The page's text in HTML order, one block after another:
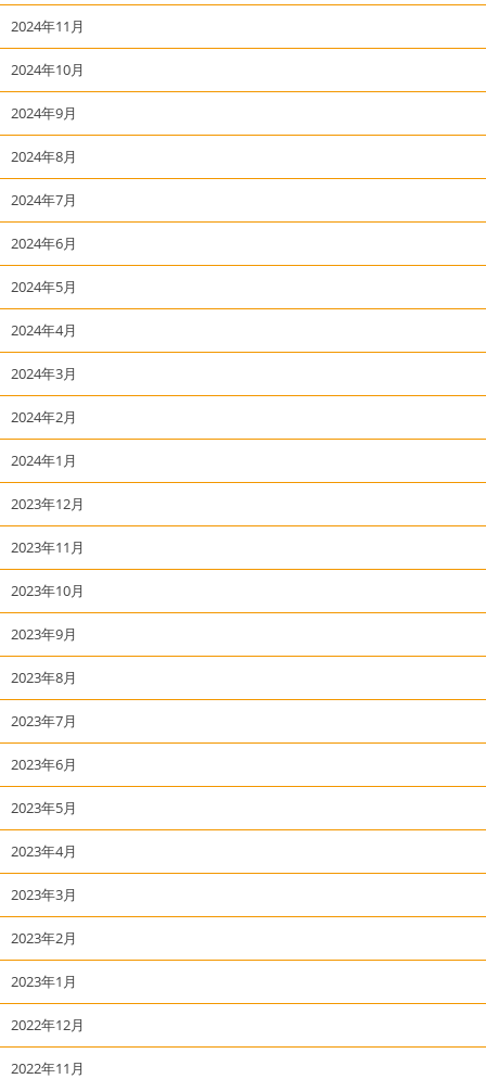
2024年11月
2024年10月
2024年9月
2024年8月
2024年7月
2024年6月
2024年5月
2024年4月
2024年3月
2024年2月
2024年1月
2023年12月
2023年11月
2023年10月
2023年9月
2023年8月
2023年7月
2023年6月
2023年5月
2023年4月
2023年3月
2023年2月
2023年1月
2022年12月
2022年11月